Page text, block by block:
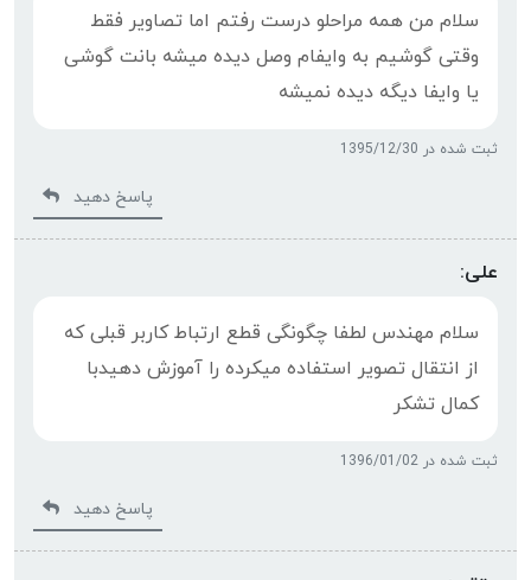
سلام من همه مراحلو درست رفتم اما تصاویر فقط
وقتی گوشیم به وایفام وصل دیده میشه بانت گوشی
یا وایفا دیگه دیده نمیشه
ثبت شده در 1395/12/30
پاسخ دهید
علی:
سلام مهندس لطفا چگونگی قطع ارتباط کاربر قبلی که
از انتقال تصویر استفاده میکرده را آموزش دهیدبا
کمال تشکر
ثبت شده در 1396/01/02
پاسخ دهید